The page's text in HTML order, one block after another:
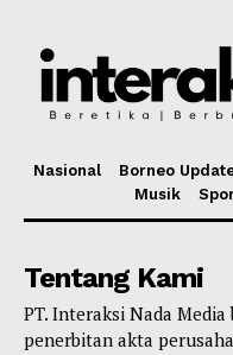
Nasional Borneo
Musik
Tentang Kami
PT. Interaksi Nada
penerbitan akta